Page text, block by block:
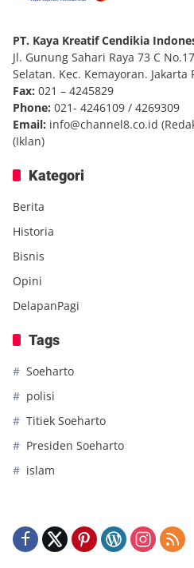
PT. Kaya Kreatif Cendikia
Jl. Gunung Sahari Raya 73 C
Selatan. Kec. Kemayoran. Jakarta
Fax: 021 – 4245829
Phone: 021- 4246109 / 4269309
Email: info@channel8.co.id
(Iklan)
Kategori
Berita
Historia
Bisnis
Opini
DelapanPagi
Tags
Soeharto
polisi
Titiek Soeharto
Presiden Soeharto
islam